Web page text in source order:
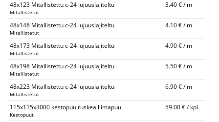
48x123 Mitallistettu c-24 lujuuslajiteltu
Mitallistetut
3.40 € / m
48x148 Mitallistettu c-24 lujuuslajiteltu
Mitallistetut
4.10 € / m
48x173 Mitallistettu c-24 lujuuslajiteltu
Mitallistetut
4.90 € / m
48x198 Mitallistettu c-24 lujuuslajiteltu
Mitallistetut
5.50 € / m
48x223 Mitallistettu c-24 lujuuslajiteltu
Mitallistetut
6.90 € / m
115x115x3000 kestopuu ruskea liimapuu
Kestopuut
59.00 € / kpl